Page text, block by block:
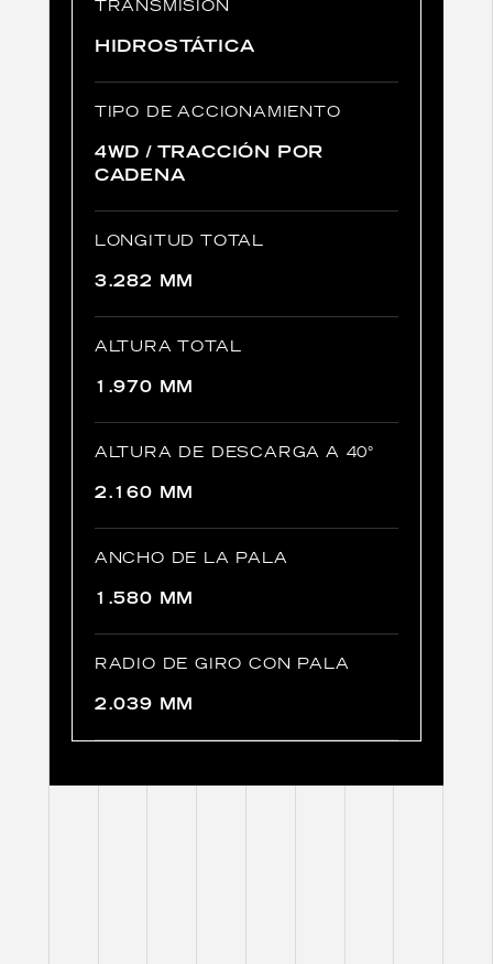
TRANSMISIÓN
HIDROSTÁTICA
TIPO DE ACCIONAMIENTO
4WD / TRACCIÓN POR
CADENA
LONGITUD TOTAL
3.282 MM
ALTURA TOTAL
1.970 MM
ALTURA DE DESCARGA A 40°
2.160 MM
ANCHO DE LA PALA
1.580 MM
RADIO DE GIRO CON PALA
2.039 MM